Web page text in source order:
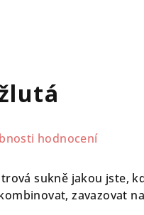
hodnocení
sukně jakou jste,
zavazovat